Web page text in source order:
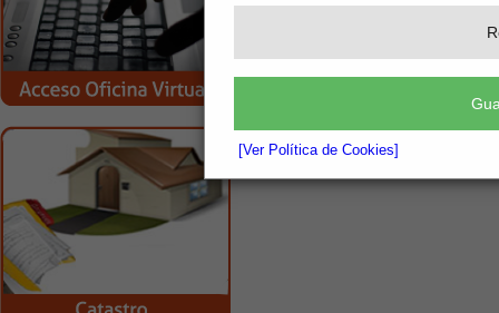
[Ver Política de Cookies]